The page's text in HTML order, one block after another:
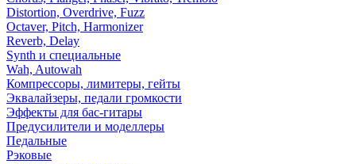
Distortion, Overdrive, Fuzz
Octaver, Pitch, Harmonizer
Reverb, Delay
Synth и специальные
Wah, Autowah
Компрессоры, лимитеры, гейты
Эквалайзеры, педали громкости
Эффекты для бас-гитары
Предусилители и моделлеры
Педальные
Рэковые